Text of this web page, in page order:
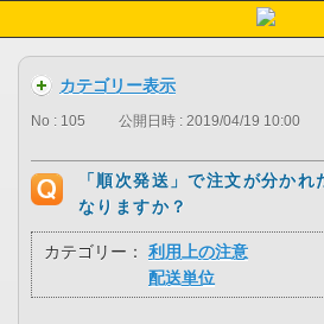
カテゴリー表示
No : 105 公開日時 : 2019/04/19 10:00
「順次発送」で注文が分か
なりますか？
カテゴリー：
利用上の注意
配送単位